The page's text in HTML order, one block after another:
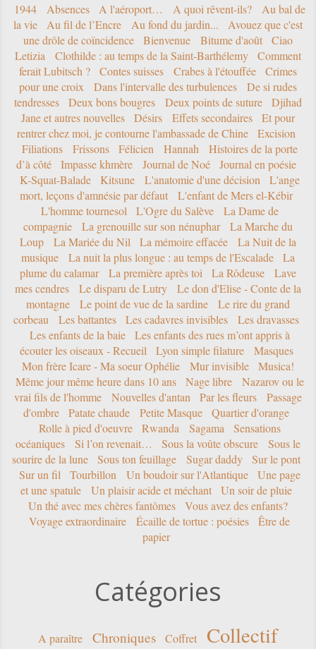
1944 Absences A l'aéroport… A quoi rêvent-ils?
Au bal de
la vie
Au fil de l’Encre Au fond du jardin...
Avouez que c'est
une drôle de coïncidence
Bienvenue Bitume d'août
Ciao
Letizia
Clothilde : au temps de la Saint-Barthélemy
Comment
ferait Lubitsch ?
Contes suisses Crabes à l'étouffée
Crimes
pour une croix
Dans l'intervalle des turbulences
De si rudes
tendresses
Deux bons bougres Deux points de suture
Djihad
Jane et autres nouvelles
Désirs Effets secondaires
Et pour
rentrer chez moi, je contourne l'ambassade de Chine
Excision
Filiations
Frissons Félicien Hannah
Histoires de la porte
d’à côté
Impasse khmère Journal de Noé
Journal en poésie
K-Squat-Balade
Kitsune L'anatomie d'une décision
L'ange
mort, leçons d'amnésie par défaut
L'enfant de Mers el-Kébir
L'homme tournesol
L'Ogre du Salève
La Dame de
compagnie
La grenouille sur son nénuphar
La Marche du
Loup
La Mariée du Nil La mémoire effacée
La Nuit de la
musique
La nuit la plus longue : au temps de l'Escalade
La
plume du calamar
La première après toi La Rôdeuse
Lave
mes cendres
Le disparu de Lutry
Le don d'Elise - Conte de la
montagne
Le point de vue de la sardine
Le rire du grand
corbeau
Les battantes Les cadavres invisibles
Les dravasses
Les enfants de la baie
Les enfants des rues m’ont appris à
écouter les oiseaux - Recueil
Lyon simple filature
Masques
Mon frère Icare - Ma soeur Ophélie
Mur invisible
Musica!
Même jour même heure dans 10 ans
Nage libre
Nazarov ou le
vrai fils de l'homme
Nouvelles d'antan Par les fleurs
Passage
d'ombre
Patate chaude Petite Masque
Quartier d'orange
Rolle à pied d'oeuvre
Rwanda Sagama
Sensations
océaniques
Si l’on revenait… Sous la voûte obscure
Sous le
sourire de la lune
Sous ton feuillage Sugar daddy
Sur le pont
Sur un fil
Tourbillon Un boudoir sur l'Atlantique
Une page
et une spatule
Un plaisir acide et méchant
Un soir de pluie
Un thé avec mes chères fantômes
Vous avez des enfants?
Voyage extraordinaire
Écaille de tortue : poésies
Être de
papier
Catégories
A paraître Chroniques Coffret
Collectif